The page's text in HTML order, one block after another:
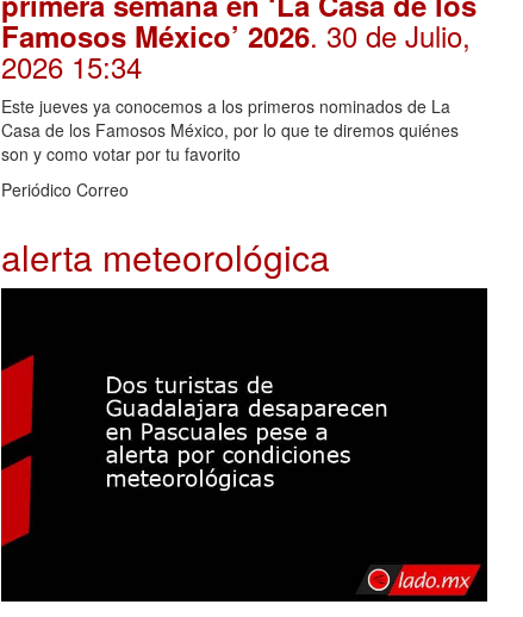
Famosos México’ 2026. 30 de Julio,
2026 15:34
Este jueves ya conocemos a los primeros nominados de La
Casa de los Famosos México, por lo que te diremos quiénes
son y como votar por tu favorito
Periódico Correo
alerta meteorológica